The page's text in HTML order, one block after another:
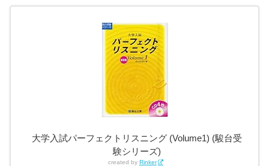
大学入試パーフェクトリスニング (Volume1) (駿台受
験シリーズ)
created by Rinker